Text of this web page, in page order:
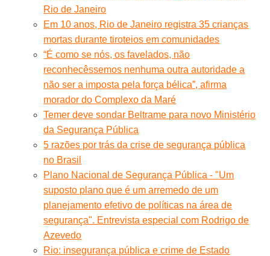
Rio de Janeiro
Em 10 anos, Rio de Janeiro registra 35 crianças
mortas durante tiroteios em comunidades
“É como se nós, os favelados, não
reconhecêssemos nenhuma outra autoridade a
não ser a imposta pela força bélica”, afirma
morador do Complexo da Maré
Temer deve sondar Beltrame para novo Ministério
da Segurança Pública
5 razões por trás da crise de segurança pública
no Brasil
Plano Nacional de Segurança Pública - "Um
suposto plano que é um arremedo de um
planejamento efetivo de políticas na área de
segurança". Entrevista especial com Rodrigo de
Azevedo
Rio: insegurança pública e crime de Estado